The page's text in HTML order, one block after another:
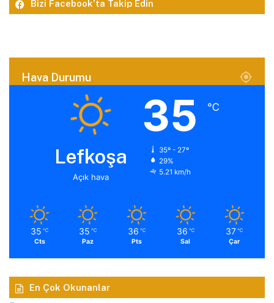
Bizi Facebook’ta Takip Edin
Hava Durumu
Lefkoşa
Açık hava
35 ℃
35º - 27º
29%
5.21 km/h
35 ℃
Cts
35 ℃
Paz
36 ℃
Pts
36 ℃
Sal
37 ℃
Çar
En Çok Okunanlar